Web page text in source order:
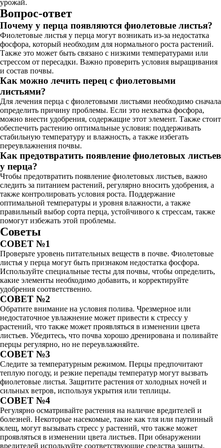
урожай.
Вопрос-ответ
Почему у перца появляются фиолетовые листья?
Фиолетовые листья у перца могут возникать из-за недостатка
фосфора, который необходим для нормального роста растений.
Также это может быть связано с низкими температурами или
стрессом от пересадки. Важно проверить условия выращивания
и состав почвы.
Как можно лечить перец с фиолетовыми
листьями?
Для лечения перца с фиолетовыми листьями необходимо сначала
определить причину проблемы. Если это нехватка фосфора,
можно внести удобрения, содержащие этот элемент. Также стоит
обеспечить растению оптимальные условия: поддерживать
стабильную температуру и влажность, а также избегать
переувлажнения почвы.
Как предотвратить появление фиолетовых листьев
у перца?
Чтобы предотвратить появление фиолетовых листьев, важно
следить за питанием растений, регулярно вносить удобрения, а
также контролировать условия роста. Поддержание
оптимальной температуры и уровня влажности, а также
правильный выбор сорта перца, устойчивого к стрессам, также
помогут избежать этой проблемы.
Советы
СОВЕТ №1
Проверьте уровень питательных веществ в почве. Фиолетовые
листья у перца могут быть признаком недостатка фосфора.
Используйте специальные тесты для почвы, чтобы определить,
какие элементы необходимо добавить, и корректируйте
удобрения соответственно.
СОВЕТ №2
Обратите внимание на условия полива. Чрезмерное или
недостаточное увлажнение может привести к стрессу у
растений, что также может проявляться в изменении цвета
листьев. Убедитесь, что почва хорошо дренирована и поливайте
перцы регулярно, но не переувлажняйте.
СОВЕТ №3
Следите за температурным режимом. Перцы предпочитают
теплую погоду, и резкие перепады температур могут вызвать
фиолетовые листья. Защитите растения от холодных ночей и
сильных ветров, используя укрытия или теплицы.
СОВЕТ №4
Регулярно осматривайте растения на наличие вредителей и
болезней. Некоторые насекомые, такие как тля или паутинный
клещ, могут вызывать стресс у растений, что также может
проявляться в изменении цвета листьев. При обнаружении
вредителей используйте соответствующие средства защиты.